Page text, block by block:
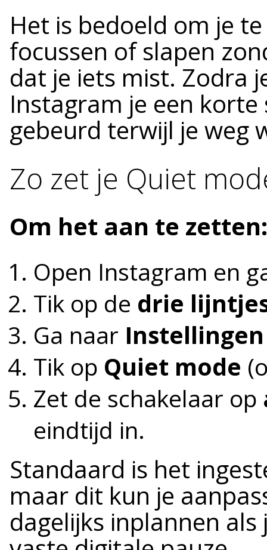
Het is bedoeld om je
focussen of slapen
dat je iets mist. Zodra
Instagram je een
gebeurd terwijl je weg
Zo zet je Quiet
Om het aan te zetten:
Open Instagram en
Tik op de drie
Ga naar
Tik op Quiet mode
Zet de schakelaar op
eindtijd in.
Standaard is het
maar dit kun je
dagelijks inplannen